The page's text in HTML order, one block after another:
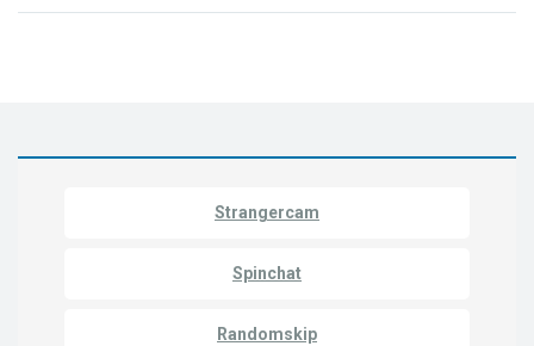
Strangercam
Spinchat
Randomskip